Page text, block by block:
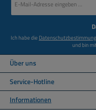
Mail-
Ich habe die
und bin
Über uns
Service-Hotline
Informationen